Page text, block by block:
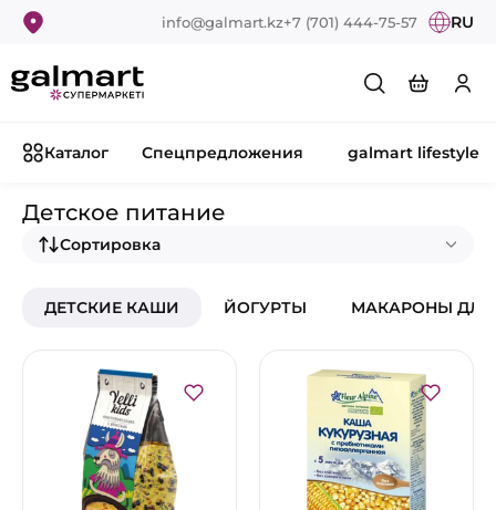
info@galmart.kz+7 (701) 444-75-57 RU
Каталог Спецпредложения galmart lifestyle
Детское питание
Сортировка
ДЕТСКИЕ КАШИ ЙОГУРТЫ МАКАРОНЫ ДЛЯ